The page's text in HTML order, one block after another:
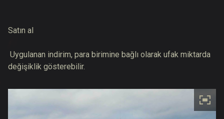
Satın al
Uygulanan indirim, para birimine bağlı olarak ufak miktarda
değişiklik gösterebilir.